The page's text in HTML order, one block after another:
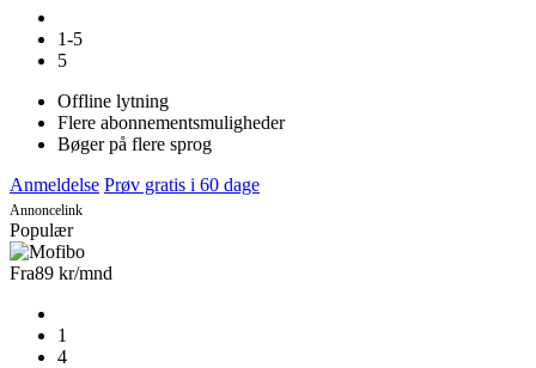
1-5
5
Offline lytning
Flere abonnementsmuligheder
Bøger på flere sprog
Anmeldelse Prøv gratis i 60 dage
Annoncelink
Populær
Fra89 kr/mnd
1
4